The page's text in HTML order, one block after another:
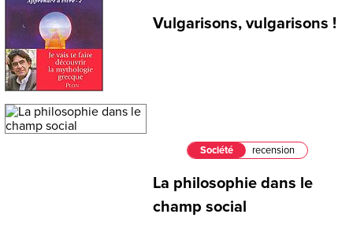
Vulgarisons, vulgarisons !
Société recension
La philosophie dans le
champ social